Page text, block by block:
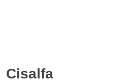
Cisalfa